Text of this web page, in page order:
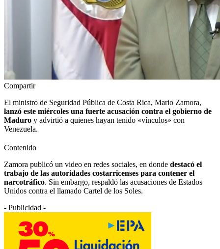
Compartir
El ministro de Seguridad Pública de Costa Rica, Mario Zamora,
lanzó este miércoles una fuerte acusación contra el gobierno de
Maduro y advirtió a quienes hayan tenido «vínculos» con
Venezuela.
Contenido
Zamora publicó un video en redes sociales, en donde destacó el
trabajo de las autoridades costarricenses para contener el
narcotráfico. Sin embargo, respaldó las acusaciones de Estados
Unidos contra el llamado Cartel de los Soles.
- Publicidad -